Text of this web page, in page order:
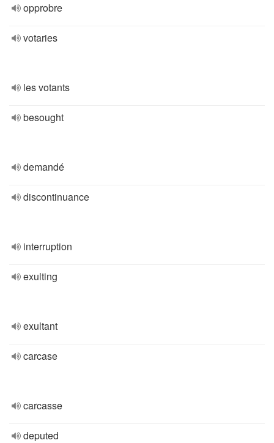
opprobre
votaries
les votants
besought
demandé
discontinuance
interruption
exulting
exultant
carcase
carcasse
deputed